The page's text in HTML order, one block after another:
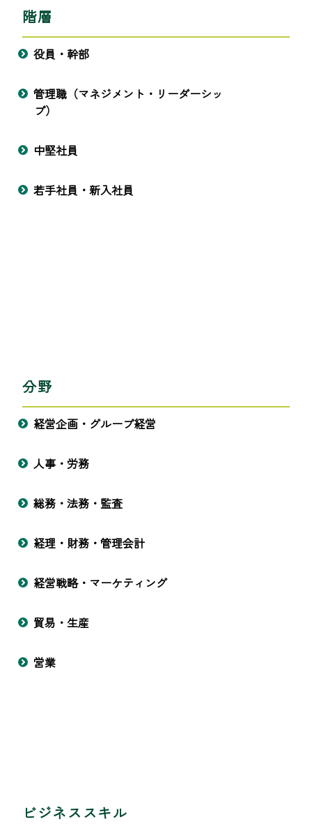
階層
役員・幹部
管理職（マネジメント・リーダーシッ
プ）
中堅社員
若手社員・新入社員
分野
経営企画・グループ経営
人事・労務
総務・法務・監査
経理・財務・管理会計
経営戦略・マーケティング
貿易・生産
営業
ビジネススキル